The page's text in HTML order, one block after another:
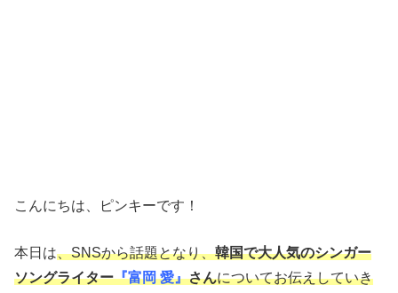
こんにちは、ピンキーです！
本日は、SNSから話題となり、韓国で大人気のシンガー
ソングライター『富岡 愛』さんについてお伝えしていき